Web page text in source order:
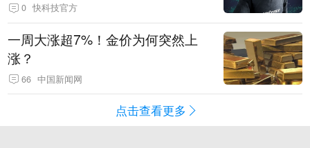
0 快科技官方
一周大涨超7%！金价为何突然上
涨？
66 中国新闻网
点击查看更多